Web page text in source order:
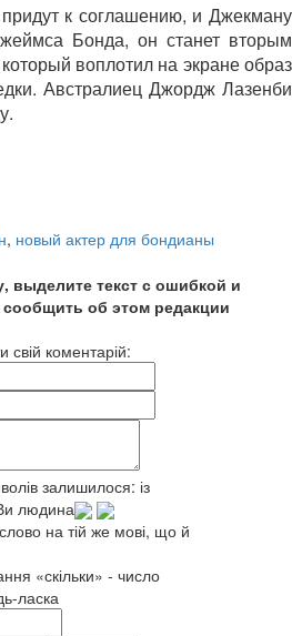
к соглашению, и Джекману
Бонда, он станет вторым
воплотил на экране образ
Австралиец Джордж Лазенби
, новый актер для бондианы
выделите текст с ошибкой и
об этом редакции
свій коментарій:
залишилося: із
людина
на тій же мові, що й
«скільки» - число
ласка